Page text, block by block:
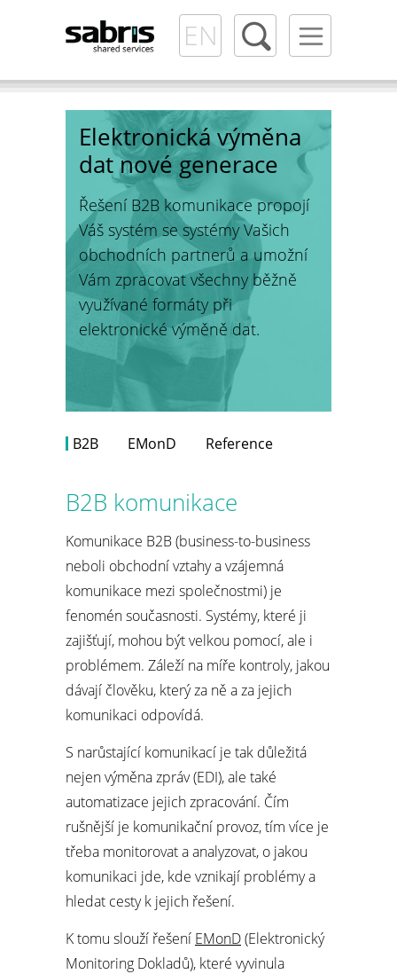
EN
B2B EMonD Reference
Elektronická výměna
dat nové generace
Řešení B2B komunikace propojí
Váš systém se systémy Vašich
obchodních partnerů a umožní
Vám zpracovat všechny běžně
využívané formáty při
elektronické výměně dat.
B2B EMonD Reference
B2B komunikace
Komunikace B2B (business-to-business
neboli obchodní vztahy a vzájemná
komunikace mezi společnostmi) je
fenomén současnosti. Systémy, které ji
zajišťují, mohou být velkou pomocí, ale i
problémem. Záleží na míře kontroly, jakou
dávají člověku, který za ně a za jejich
komunikaci odpovídá.
S narůstající komunikací je tak důležitá
nejen výměna zpráv (EDI), ale také
automatizace jejich zpracování. Čím
rušnější je komunikační provoz, tím více je
třeba monitorovat a analyzovat, o jakou
komunikaci jde, kde vznikají problémy a
hledat cesty k jejich řešení.
K tomu slouží řešení EMonD(Elektronický
Monitoring Dokladů), které vyvinula